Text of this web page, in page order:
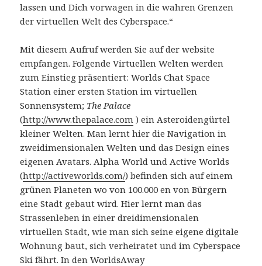
lassen und Dich vorwagen in die wahren Grenzen
der virtuellen Welt des Cyberspace.“
Mit diesem Aufruf werden Sie auf der website
empfangen. Folgende Virtuellen Welten werden
zum Einstieg präsentiert: Worlds Chat Space
Station einer ersten Station im virtuellen
Sonnensystem; The Palace
(http://www.thepalace.com ) ein Asteroidengürtel
kleiner Welten. Man lernt hier die Navigation in
zweidimensionalen Welten und das Design eines
eigenen Avatars. Alpha World und Active Worlds
(http://activeworlds.com/) befinden sich auf einem
grünen Planeten wo von 100.000 en von Bürgern
eine Stadt gebaut wird. Hier lernt man das
Strassenleben in einer dreidimensionalen
virtuellen Stadt, wie man sich seine eigene digitale
Wohnung baut, sich verheiratet und im Cyberspace
Ski fährt. In den WorldsAway